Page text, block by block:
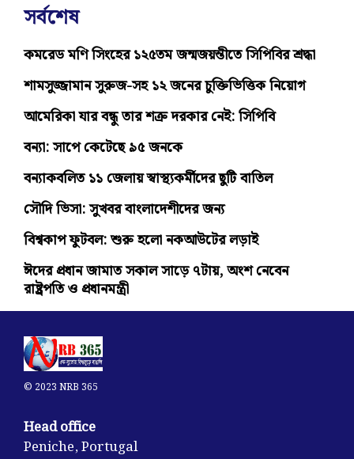
সর্বশেষ
কমরেড মণি সিংহের ১২৫তম জন্মজয়ন্তীতে সিপিবির শ্রদ্ধা
শামসুজ্জামান সুরুজ-সহ ১২ জনের চুক্তিভিত্তিক নিয়োগ
আমেরিকা যার বন্ধু তার শত্রু দরকার নেই: সিপিবি
বন্যা: সাপে কেটেছে ৯৫ জনকে
বন্যাকবলিত ১১ জেলায় স্বাস্থ্যকর্মীদের ছুটি বাতিল
সৌদি ভিসা: সুখবর বাংলাদেশীদের জন্য
বিশ্বকাপ ফুটবল: শুরু হলো নকআউটের লড়াই
ঈদের প্রধান জামাত সকাল সাড়ে ৭টায়, অংশ নেবেন
রাষ্ট্রপতি ও প্রধানমন্ত্রী
© 2023 NRB 365
Head office
Peniche, Portugal